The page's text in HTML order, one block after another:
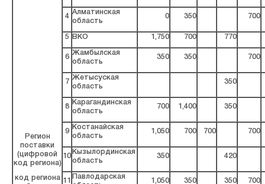
Регион
поставки
(цифровой
код региона)
код региона
4
Алматинская
область
0 350 700
5 ВКО 1,750 700 770
6
Жамбылская
область
350 350 700
7
Жетысуская
область
350
8
Карагандинская
область
700 1,400 350
9
Костанайская
область
1,050 700 700 700
10
Кызылординская
область
350 420
11
Павлодарская
1,050 350 350 700